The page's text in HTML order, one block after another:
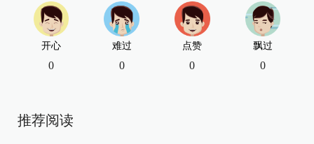
开心
0
难过
0
点赞
0
飘过
0
推荐阅读